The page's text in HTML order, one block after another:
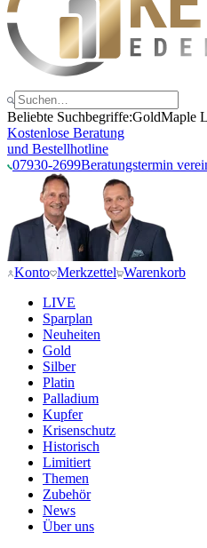
Beliebte Suchbegriffe:GoldMaple
Kostenlose Beratung
und Bestellhotline
07930-2699Beratungstermin
Konto Merkzettel Warenkorb
LIVE
Sparplan
Neuheiten
Gold
Silber
Platin
Palladium
Kupfer
Krisenschutz
Historisch
Limitiert
Themen
Zubehör
News
Über uns